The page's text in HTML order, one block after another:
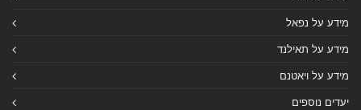
מידע על נפאל
מידע על תאילנד
מידע על ויאטנם
יעדים נוספים